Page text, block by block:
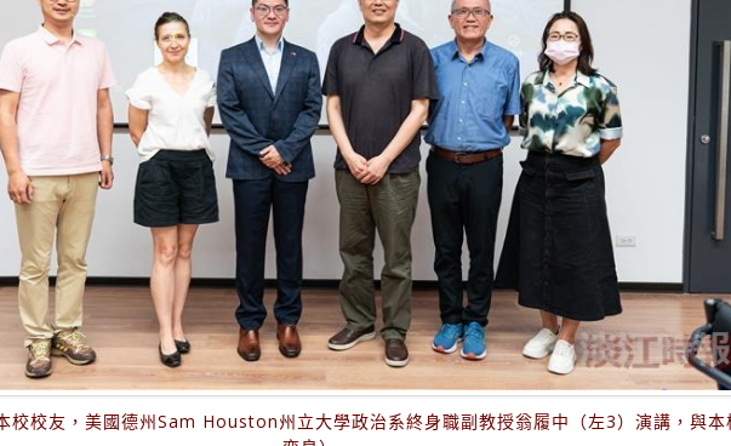
校校友，美國德州Sam Houston州立大學政治系終身職副教授翁履中（左3）演講，與